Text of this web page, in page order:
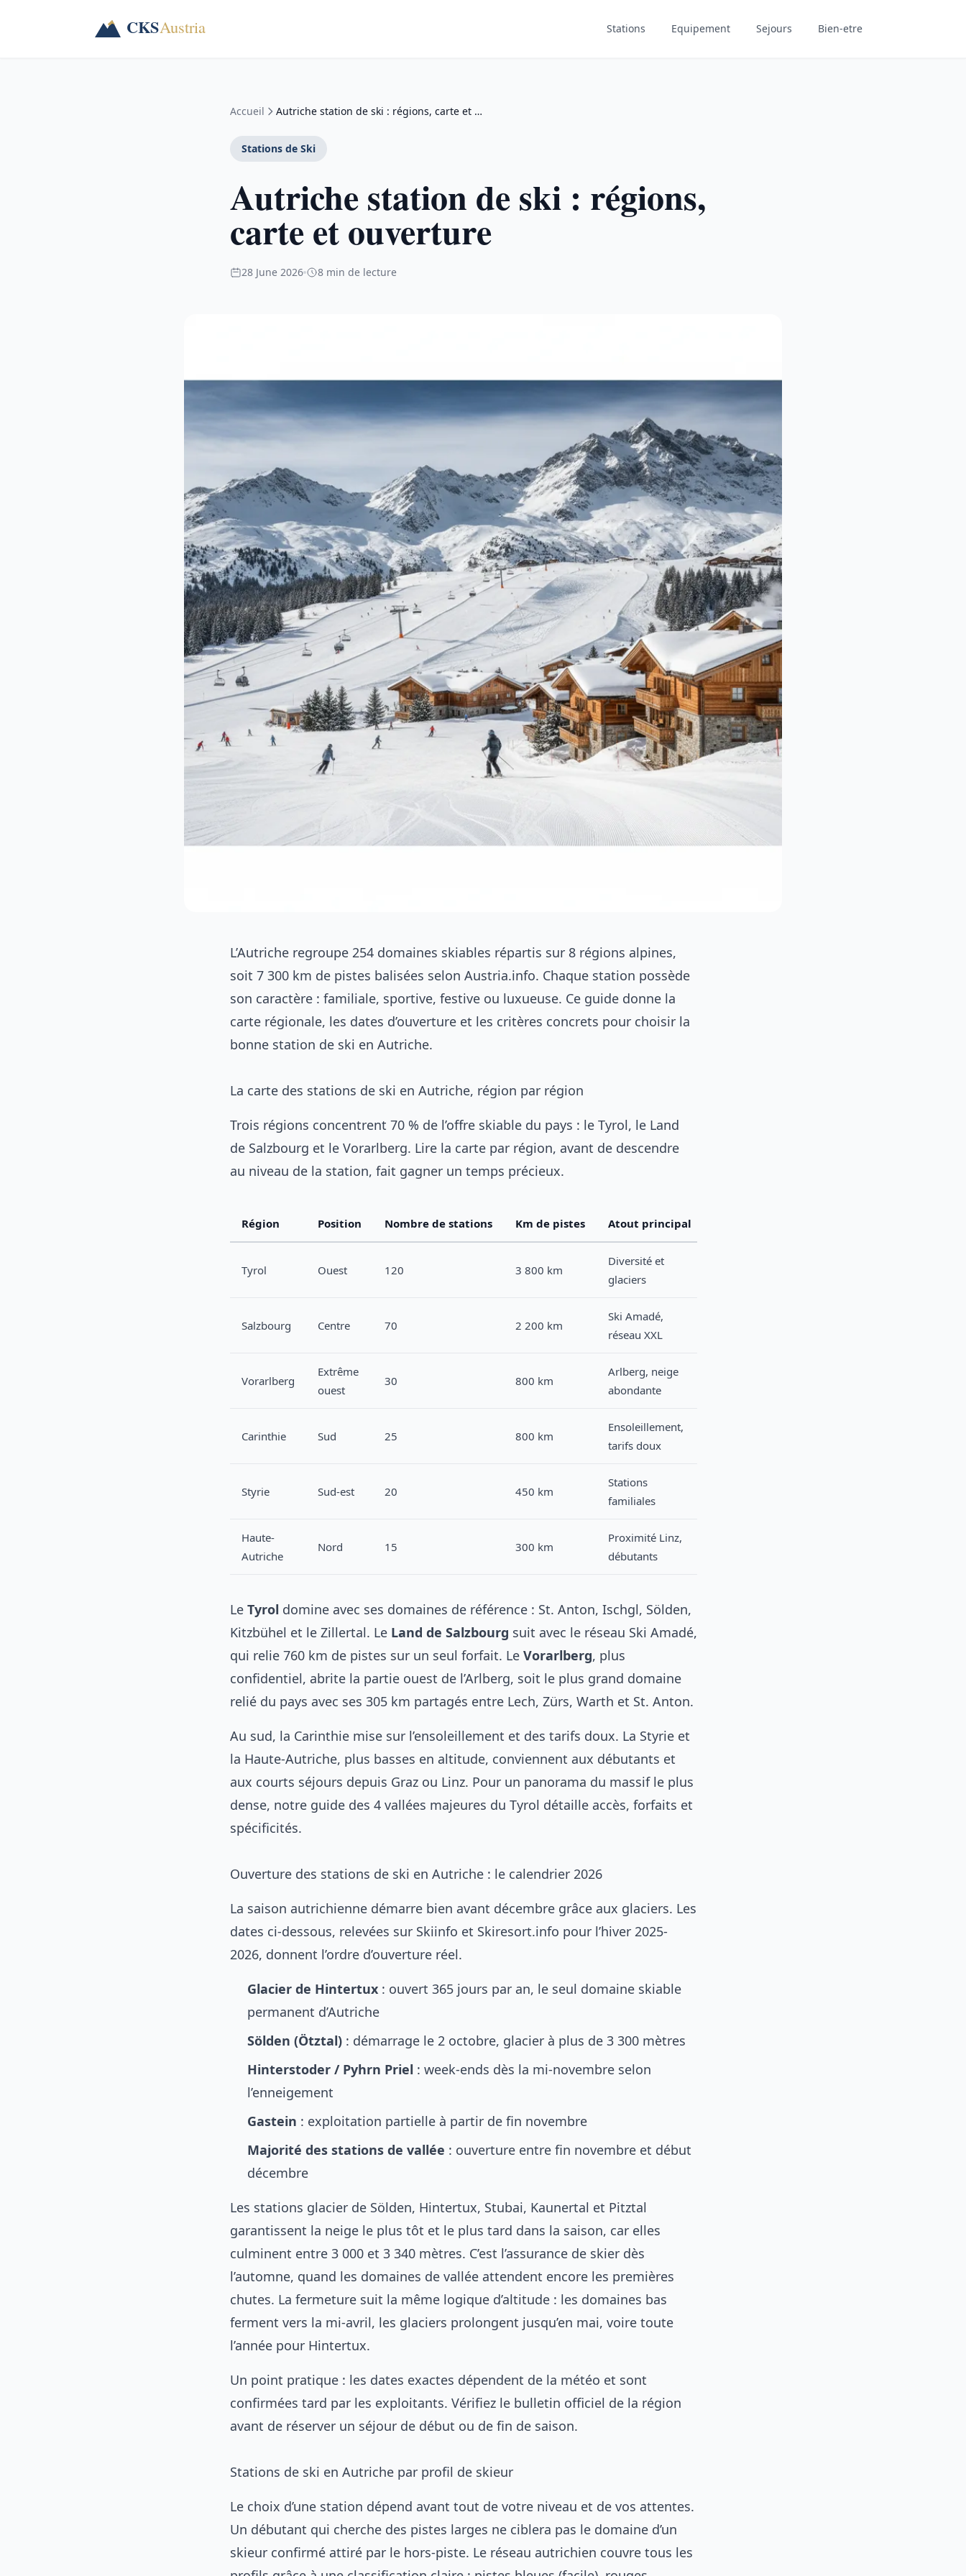
Stations Equipement Sejours Bien-etre
Accueil Autriche station de ski : régions, carte et …
Stations de Ski
Autriche station de ski : régions,
carte et ouverture
28 June 2026 8 min de lecture
L’Autriche regroupe 254 domaines skiables répartis sur 8 régions alpines,
soit 7 300 km de pistes balisées selon Austria.info. Chaque station possède
son caractère : familiale, sportive, festive ou luxueuse. Ce guide donne la
carte régionale, les dates d’ouverture et les critères concrets pour choisir la
bonne station de ski en Autriche.
La carte des stations de ski en Autriche, région par région
Trois régions concentrent 70 % de l’offre skiable du pays : le Tyrol, le Land
de Salzbourg et le Vorarlberg. Lire la carte par région, avant de descendre
au niveau de la station, fait gagner un temps précieux.
Région Position Nombre de stations Km de pistes Atout principal
Tyrol Ouest 120 3 800 km
Diversité et
glaciers
Salzbourg Centre 70 2 200 km
Ski Amadé,
réseau XXL
Vorarlberg
Extrême
ouest
30 800 km
Arlberg, neige
abondante
Carinthie Sud 25 800 km
Ensoleillement,
tarifs doux
Styrie Sud-est 20 450 km
Stations
familiales
Haute-
Autriche
Nord 15 300 km
Proximité Linz,
débutants
Le Tyrol domine avec ses domaines de référence : St. Anton, Ischgl, Sölden,
Kitzbühel et le Zillertal. Le Land de Salzbourg suit avec le réseau Ski Amadé,
qui relie 760 km de pistes sur un seul forfait. Le Vorarlberg, plus
confidentiel, abrite la partie ouest de l’Arlberg, soit le plus grand domaine
relié du pays avec ses 305 km partagés entre Lech, Zürs, Warth et St. Anton.
Au sud, la Carinthie mise sur l’ensoleillement et des tarifs doux. La Styrie et
la Haute-Autriche, plus basses en altitude, conviennent aux débutants et
aux courts séjours depuis Graz ou Linz. Pour un panorama du massif le plus
dense, notre guide des 4 vallées majeures du Tyrol détaille accès, forfaits et
spécificités.
Ouverture des stations de ski en Autriche : le calendrier 2026
La saison autrichienne démarre bien avant décembre grâce aux glaciers. Les
dates ci-dessous, relevées sur Skiinfo et Skiresort.info pour l’hiver 2025-
2026, donnent l’ordre d’ouverture réel.
Glacier de Hintertux : ouvert 365 jours par an, le seul domaine skiable
permanent d’Autriche
Sölden (Ötztal) : démarrage le 2 octobre, glacier à plus de 3 300 mètres
Hinterstoder / Pyhrn Priel : week-ends dès la mi-novembre selon
l’enneigement
Gastein : exploitation partielle à partir de fin novembre
Majorité des stations de vallée : ouverture entre fin novembre et début
décembre
Les stations glacier de Sölden, Hintertux, Stubai, Kaunertal et Pitztal
garantissent la neige le plus tôt et le plus tard dans la saison, car elles
culminent entre 3 000 et 3 340 mètres. C’est l’assurance de skier dès
l’automne, quand les domaines de vallée attendent encore les premières
chutes. La fermeture suit la même logique d’altitude : les domaines bas
ferment vers la mi-avril, les glaciers prolongent jusqu’en mai, voire toute
l’année pour Hintertux.
Un point pratique : les dates exactes dépendent de la météo et sont
confirmées tard par les exploitants. Vérifiez le bulletin officiel de la région
avant de réserver un séjour de début ou de fin de saison.
Stations de ski en Autriche par profil de skieur
Le choix d’une station dépend avant tout de votre niveau et de vos attentes.
Un débutant qui cherche des pistes larges ne ciblera pas le domaine d’un
skieur confirmé attiré par le hors-piste. Le réseau autrichien couvre tous les